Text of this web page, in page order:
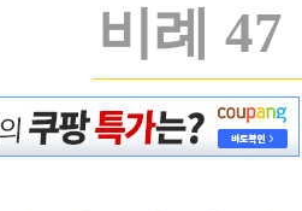
비례 47